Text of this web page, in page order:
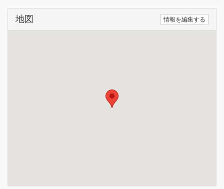
地図 情報を編集する